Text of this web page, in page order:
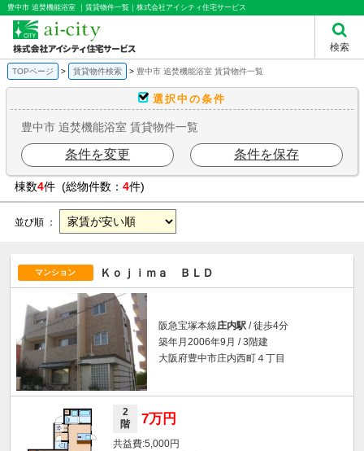
豊中市 追焚機能浴室 ｜賃貸物件一覧｜株式会社アイシティ住宅サービス
検索
TOPページ 賃貸物件検索 豊中市 追焚機能浴室 賃貸物件一覧
選択中の条件
豊中市 追焚機能浴室 賃貸物件一覧
条件を変更 条件を保存
棟数4件 (総物件数： 4件)
並び順 ：
マンション Ｋｏｊｉｍａ ＢＬＤ
阪急宝塚本線庄内駅 / 徒歩4分
築年月2006年9月 / 3階建
大阪府豊中市庄内西町４丁目
2
階
7万円
5,000円